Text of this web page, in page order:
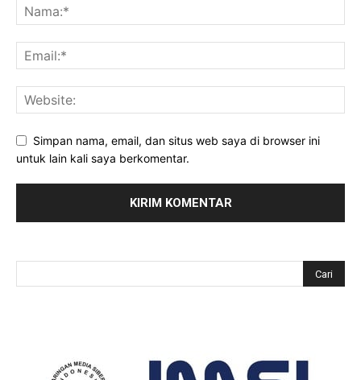
Simpan nama, email, dan situs web saya di browser ini
untuk lain kali saya berkomentar.